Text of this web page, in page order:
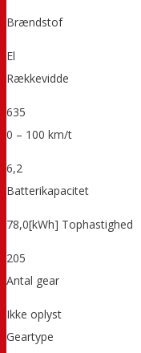
Brændstof
El
Rækkevidde
635
0 – 100 km/t
6,2
Batterikapacitet
78,0[kWh] Tophastighed
205
Antal gear
Ikke oplyst
Geartype